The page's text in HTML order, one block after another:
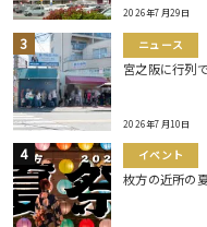
2026年7月29日
ニュース
宮之阪に行列
2026年7月10日
イベント
枚方の近所の